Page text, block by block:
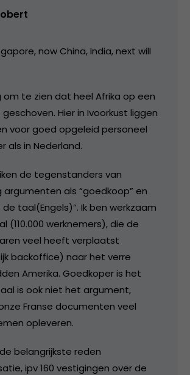
now China, India, next will
om te zien dat heel Afrika op een
Hier in Ivoorkust liggen
voor goed opgeleid personeel
als in Nederland.
de tegenstanders van
argumenten als “goedkoop” en
de taal(Engels)”. Ik ben werkzaam
(110.000 werknemers), die de
veel heeft verplaatst
backoffice) naar het verre
Amerika. Goedkoper is het
is ook niet het argument,
Franse documenten veel
opleveren.
belangrijkste reden
ipv 160 vestigingen over de